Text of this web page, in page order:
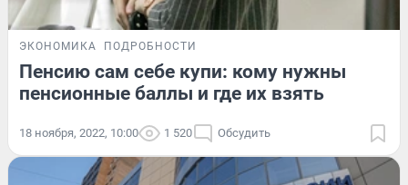
ЭКОНОМИКА ПОДРОБНОСТИ
Пенсию сам себе купи: кому нужны
пенсионные баллы и где их взять
18 ноября, 2022, 10:00 1 520 Обсудить